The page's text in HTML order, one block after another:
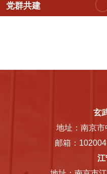
党群共建
玄
地址：南京
邮箱：
江